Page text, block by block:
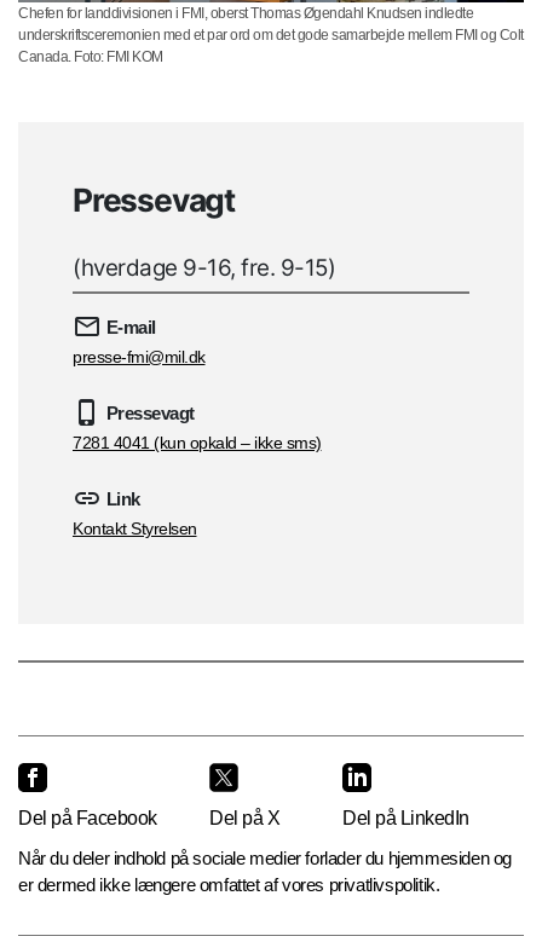
Chefen for landdivisionen i FMI, oberst Thomas Øgendahl Knudsen indledte
underskriftsceremonien med et par ord om det gode samarbejde mellem FMI og Colt
Canada. Foto: FMI KOM
Pressevagt
(hverdage 9-16, fre. 9-15)
E-mail
presse-fmi@mil.dk
Pressevagt
7281 4041 (kun opkald – ikke sms)
Link
Kontakt Styrelsen
Del på Facebook Del på X
Del på LinkedIn
Når du deler indhold på sociale medier forlader du hjemmesiden og
er dermed ikke længere omfattet af vores privatlivspolitik.